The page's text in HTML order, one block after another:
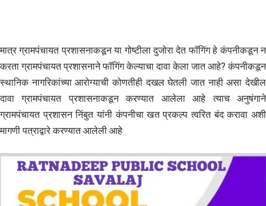
मात्र ग्रामपंचायत प्रशासनाकडून या गोष्टीला दुजोरा देत फॉगिंग हे कंपनीकडून न
करता ग्रामपंचायत प्रशासनाने फॉगिंग केल्याचा दावा केला जात आहे? कंपनीकडून
स्थानिक नागरिकांच्या आरोग्याची कोणतीही दखल घेतली जात नाही असा देखील
दावा ग्रामपंचायत प्रशासनाकडून करण्यात आलेला आहे त्याच अनुषंगाने
ग्रामपंचायत प्रशासन निंबुत यांनी कंपनीचा खत प्रकल्प त्वरित बंद करावा अशी
मागणी पत्राद्वारे करण्यात आलेली आहे